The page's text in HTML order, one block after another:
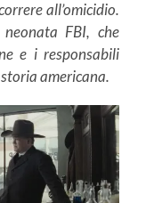
all’omicidio.
FBI, che
e i responsabili
americana.